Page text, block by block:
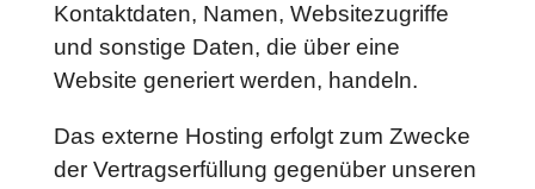
Kontaktdaten, Namen, Websitezugriffe
und sonstige Daten, die über eine
Website generiert werden, handeln.
Das externe Hosting erfolgt zum Zwecke
der Vertragserfüllung gegenüber unseren